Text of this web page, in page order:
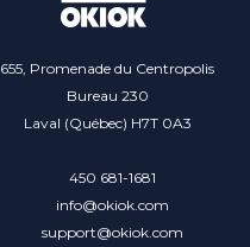
655, Promenade du Centropolis
Bureau 230
Laval (Québec) H7T 0A3
450 681-1681
info@okiok.com
support@okiok.com